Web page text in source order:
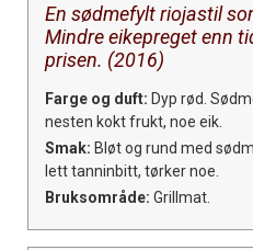
En sødmefylt riojastil
Mindre eikepreget enn
prisen. (2016)
Farge og duft: Dyp rød.
nesten kokt frukt, noe eik.
Smak: Bløt og rund med
lett tanninbitt, tørker noe.
Bruksområde: Grillmat.